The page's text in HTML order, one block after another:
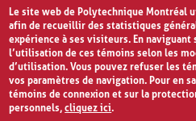
Le site web de Polytechnique Montréal
afin de recueillir des statistiques
expérience à ses visiteurs. En naviguant
l’utilisation de ces témoins selon les
d’utilisation. Vous pouvez refuser les
vos paramètres de navigation. Pour en
témoins de connexion et sur la
personnels,cliquez ici.